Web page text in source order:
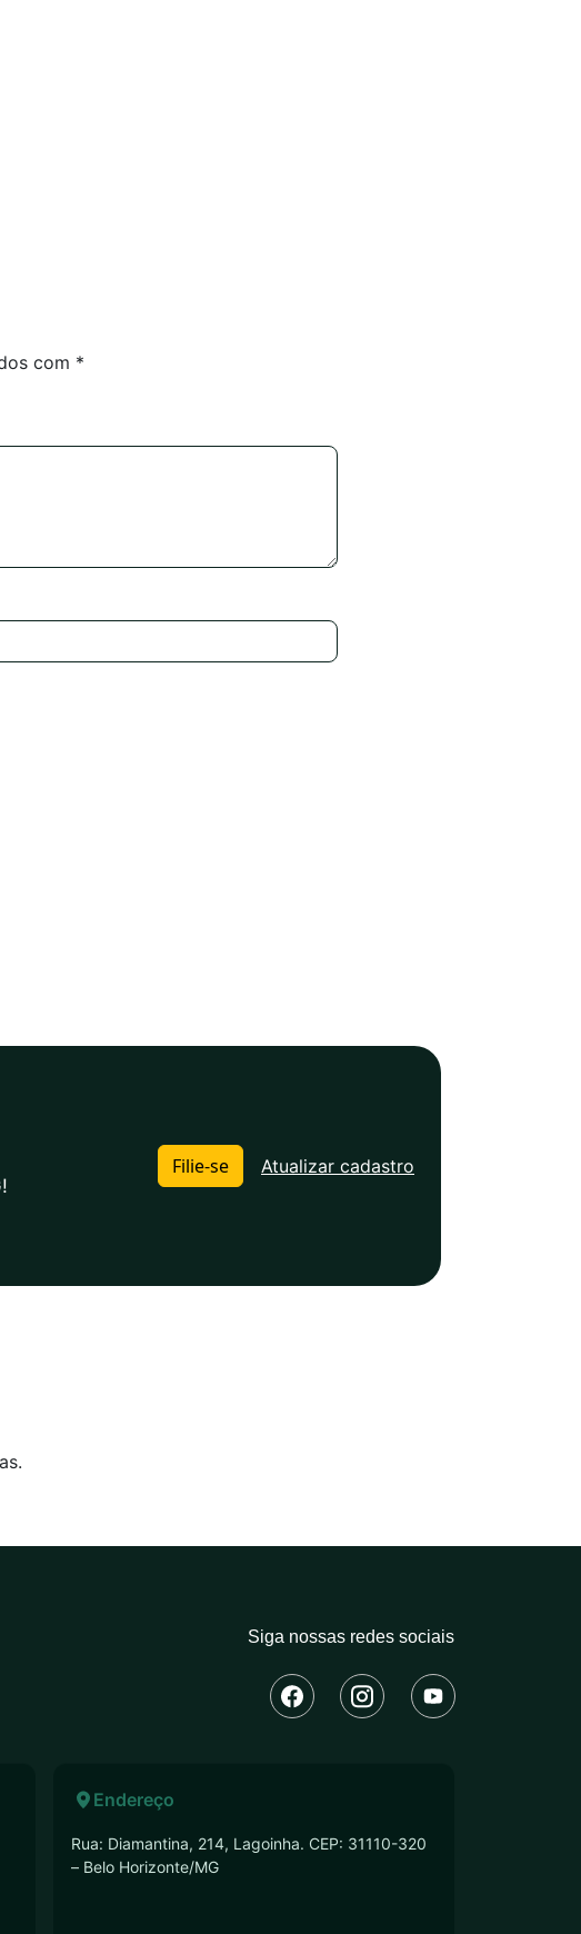
com *
Filie-se Atualizar cadastro
Siga nossas redes sociais
Endereço
Rua: Diamantina, 214, Lagoinha. CEP: 31110-320
– Belo Horizonte/MG